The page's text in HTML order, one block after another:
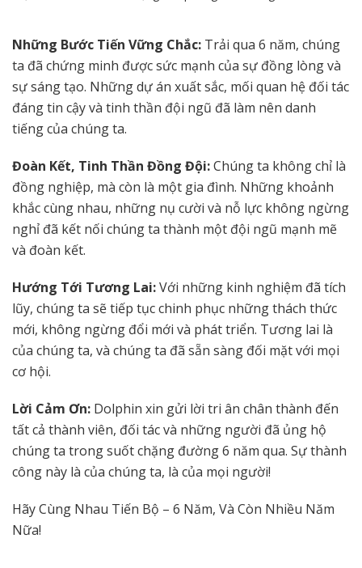
Những Bước Tiến Vững Chắc: Trải qua 6 năm, chúng
ta đã chứng minh được sức mạnh của sự đồng lòng và
sự sáng tạo. Những dự án xuất sắc, mối quan hệ đối tác
đáng tin cậy và tinh thần đội ngũ đã làm nên danh
tiếng của chúng ta.
Đoàn Kết, Tinh Thần Đồng Đội:Chúng ta không chỉ là
đồng nghiệp, mà còn là một gia đình. Những khoảnh
khắc cùng nhau, những nụ cười và nỗ lực không ngừng
nghỉ đã kết nối chúng ta thành một đội ngũ mạnh mẽ
và đoàn kết.
Hướng Tới Tương Lai:Với những kinh nghiệm đã tích
lũy, chúng ta sẽ tiếp tục chinh phục những thách thức
mới, không ngừng đổi mới và phát triển. Tương lai là
của chúng ta, và chúng ta đã sẵn sàng đối mặt với mọi
cơ hội.
Lời Cảm Ơn: Dolphin xin gửi lời tri ân chân thành đến
tất cả thành viên, đối tác và những người đã ủng hộ
chúng ta trong suốt chặng đường 6 năm qua. Sự thành
công này là của chúng ta, là của mọi người!
Hãy Cùng Nhau Tiến Bộ – 6 Năm, Và Còn Nhiều Năm
Nữa!